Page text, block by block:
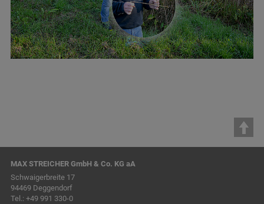
MAX STREICHER GmbH & Co. KG aA
Schwaigerbreite 17
94469 Deggendorf
Tel.: +49 991 330-0